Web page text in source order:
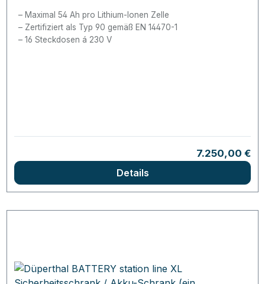
Maximal 54 Ah pro Lithium-Ionen Zelle
Zertifiziert als Typ 90 gemäß EN 14470-1
16 Steckdosen á 230 V
Regulärer
7.250,00 €
Details